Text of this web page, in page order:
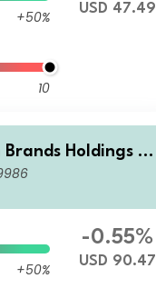
+50%
10
USD 47.49
Brands Holdings In
+50%
-0.55%
USD 90.47